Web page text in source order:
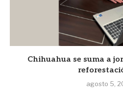
Chihuahua se suma a
agosto 5,